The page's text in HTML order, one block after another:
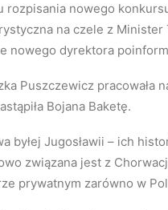
rozpisania nowego
na czele z
nowego dyrektora
Puszczewicz pracowała
Bojana Baketę.
byłej Jugosławii – ich
związana jest z
prywatnym zarówno w